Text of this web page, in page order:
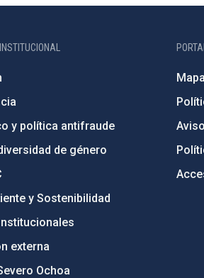
y política antifraude
de género
y Sostenibilidad
externa
Ochoa